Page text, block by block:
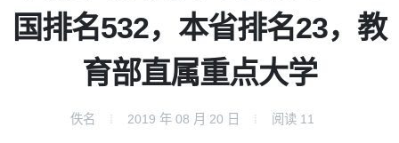
国排名532，本省排名23，教
育部直属重点大学
佚名 2019 年 08 月 20 日 阅读 11